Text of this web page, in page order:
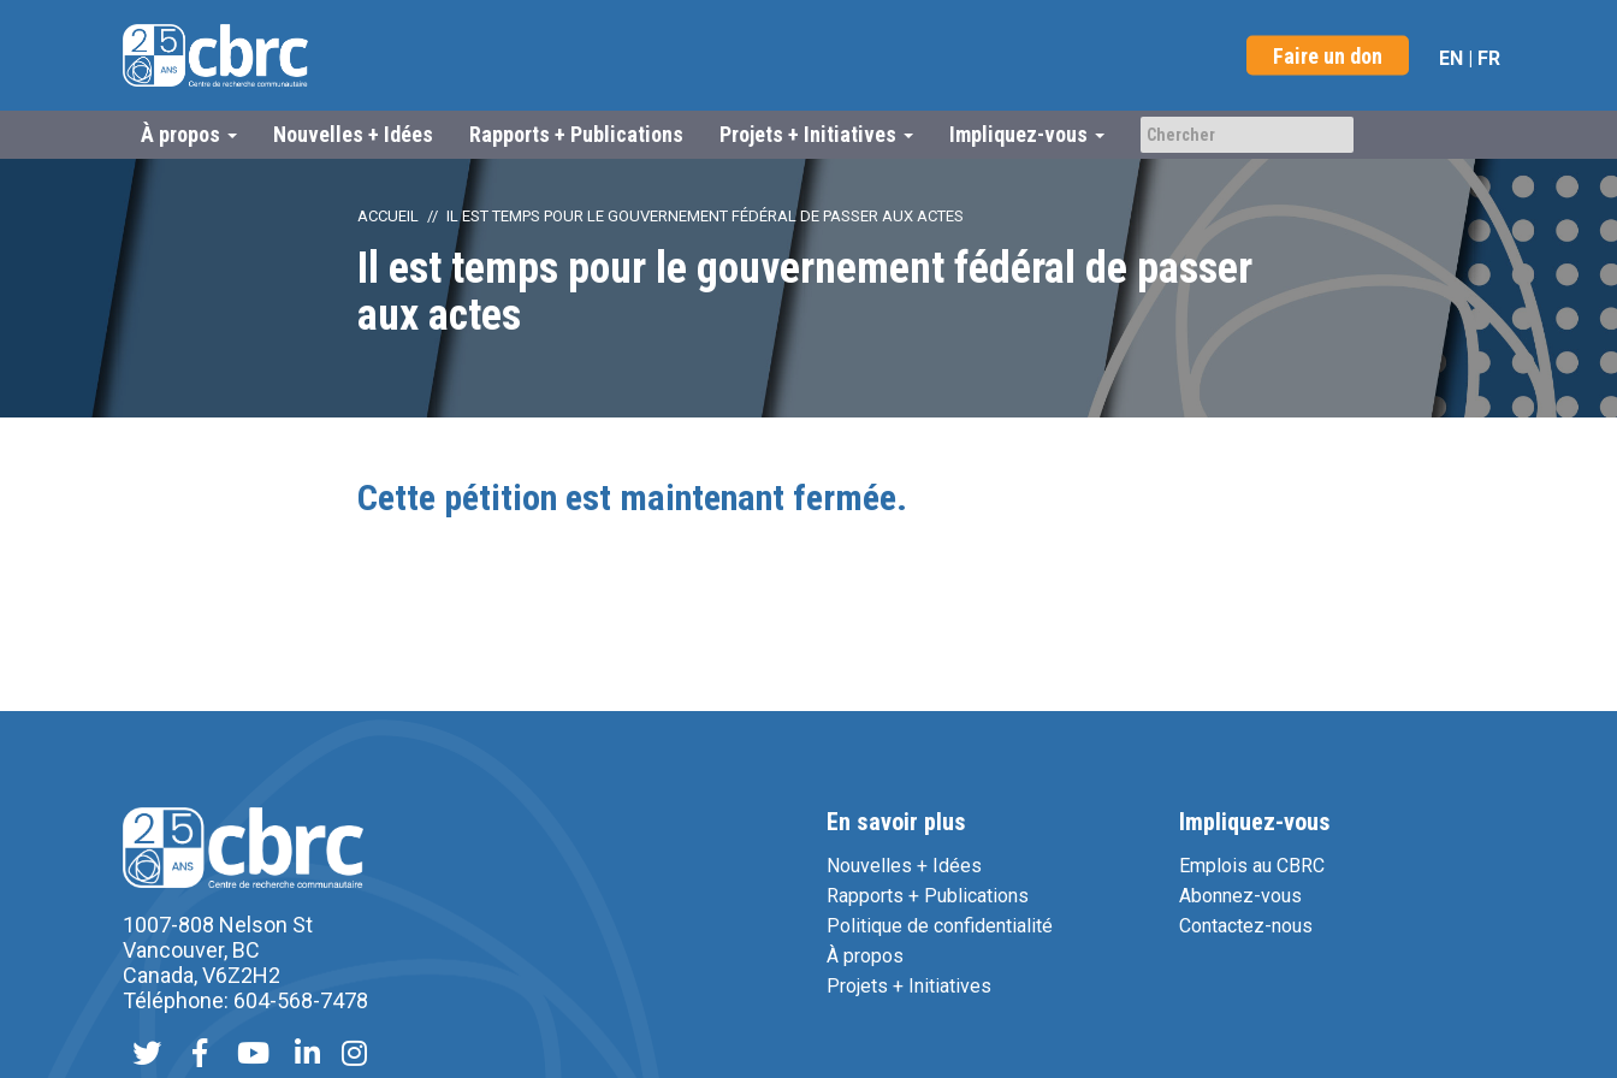
Faire un don EN | FR
À propos Nouvelles + Idées Rapports + Publications Projets + Initiatives Impliquez-vous
ACCUEIL IL EST TEMPS POUR LE GOUVERNEMENT FÉDÉRAL DE PASSER AUX ACTES
Il est temps pour le gouvernement fédéral de passer
aux actes
Cette pétition est maintenant fermée.
1007-808 Nelson St
Vancouver, BC
Canada, V6Z2H2
Téléphone: 604-568-7478
En savoir plus
Nouvelles + Idées
Rapports + Publications
Politique de confidentialité
À propos
Projets + Initiatives
Impliquez-vous
Emplois au CBRC
Abonnez-vous
Contactez-nous